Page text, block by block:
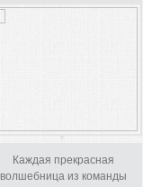
Каждая прекрасная
волшебница из команды